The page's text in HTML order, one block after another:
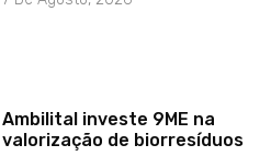
Ambilital investe 9ME na
valorização de biorresíduos